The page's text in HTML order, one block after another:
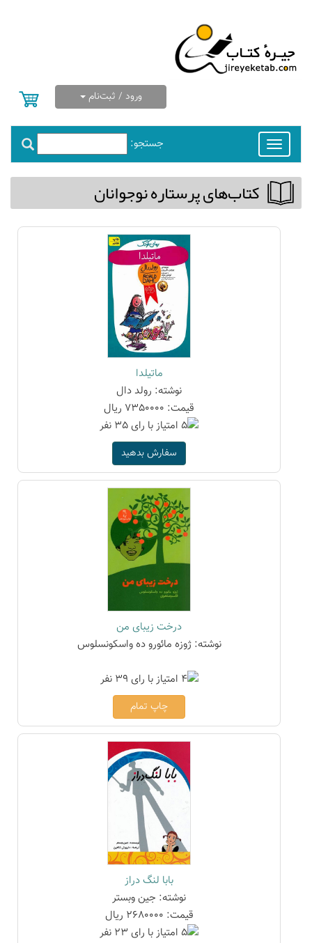
ورود / ثبت‌نام
جستجو:
Toggle
navigation
كتاب‌های پرستاره نوجوانان
ماتیلدا
نوشته: رولد دال
قیمت: 7350000 ریال
سفارش بدهید
درخت زیبای من
نوشته: ژوزه مائورو ده واسکونسلوس
چاپ تمام
بابا لنگ دراز
نوشته: جین وبستر
قیمت: 2680000 ریال